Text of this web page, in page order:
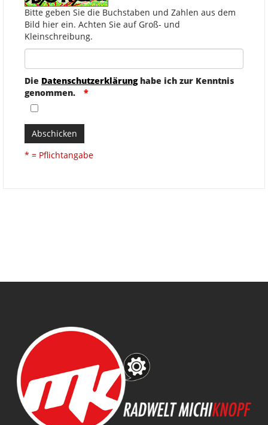
Bitte geben Sie die Buchstaben und Zahlen aus dem
Bild hier ein. Achten Sie auf Groß- und
Kleinschreibung.
Die Datenschutzerklärunghabe ich zur Kenntnis
genommen.
Abschicken
* = Pflichtangabe